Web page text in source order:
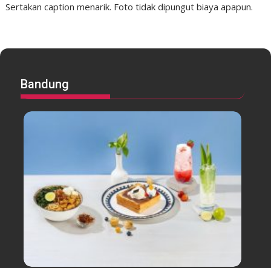
Sertakan caption menarik. Foto tidak dipungut biaya apapun.
Bandung